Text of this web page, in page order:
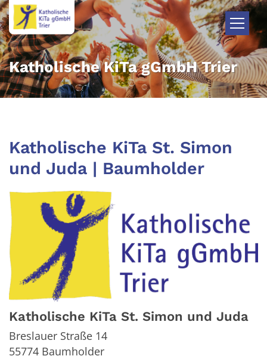
Zum Inhalt springen
Katholische KiTa gGmbH Trier
Katholische KiTa St. Simon
und Juda | Baumholder
Katholische KiTa St. Simon und Juda
Breslauer Straße 14
55774 Baumholder